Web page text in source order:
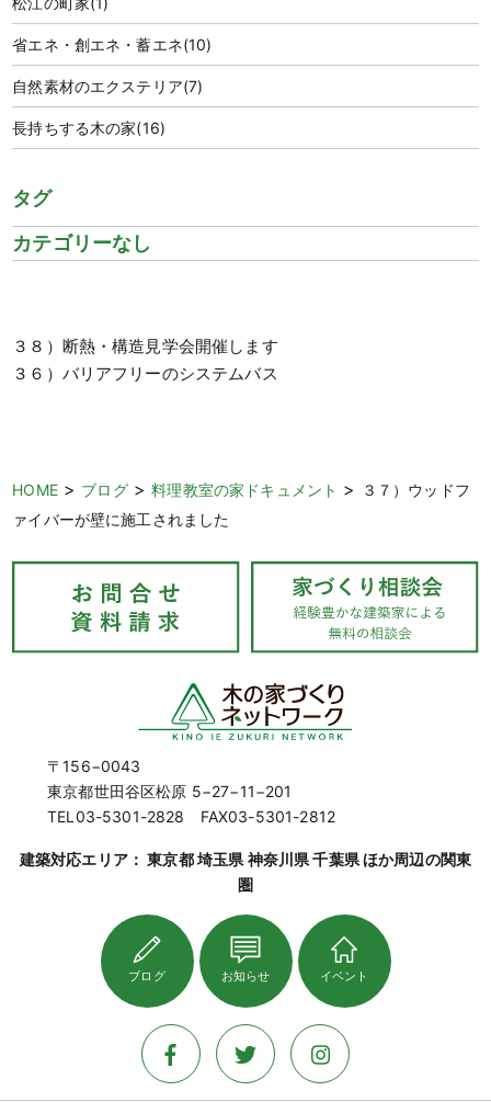
省エネ・創エネ・蓄エネ(10)
自然素材のエクステリア(7)
長持ちする木の家(16)
タグ
カテゴリーなし
３８）断熱・構造見学会開催します
３６）バリアフリーのシステムバス
HOME> ブログ>料理教室の家ドキュメント >
３７）ウッドフ
ァイバーが壁に施工されました
〒156−0043
東京都世田谷区松原 5−27−11−201
TEL03-5301-2828 FAX03-5301-2812
建築対応エリア： 東京都 埼玉県 神奈川県 千葉県 ほか周辺の関東
圏
ブログ お知らせ イベント